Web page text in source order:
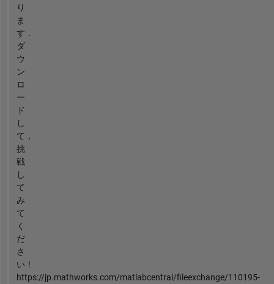
り
ま
す．
ダ
ウ
ン
ロ
ー
ド
し
て，
挑
戦
し
て
み
て
く
だ
さ
い！
https://jp.mathworks.com/matlabcentral/fileexchange/110195-